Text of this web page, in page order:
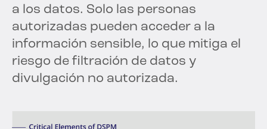
a los datos. Solo las personas
autorizadas pueden acceder a la
información sensible, lo que mitiga el
riesgo de filtración de datos y
divulgación no autorizada.